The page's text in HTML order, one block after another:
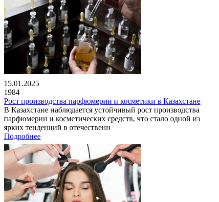
15.01.2025
1984
Рост производства парфюмерии и косметики в Казахстане
В Казахстане наблюдается устойчивый рост производства
парфюмерии и косметических средств, что стало одной из
ярких тенденций в отечественн
Подробнее